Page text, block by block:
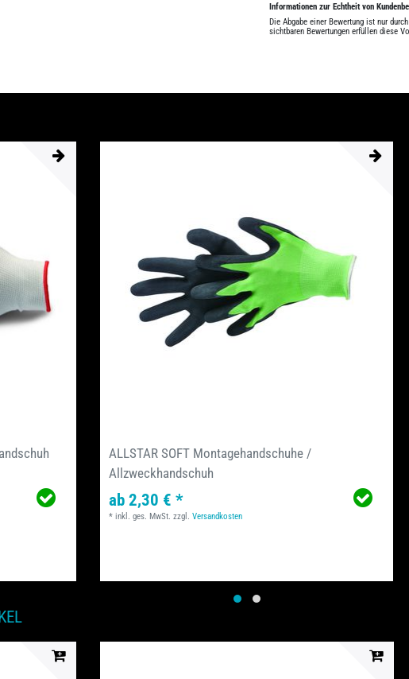
Informationen zur Echtheit von
Die Abgabe einer Bewertung ist nur
sichtbaren Bewertungen erfüllen diese
ALLSTAR SOFT Montagehandschuhe /
Allzweckhandschuh
ab 2,30 € *
*inkl. ges. MwSt. zzgl.Versandkosten